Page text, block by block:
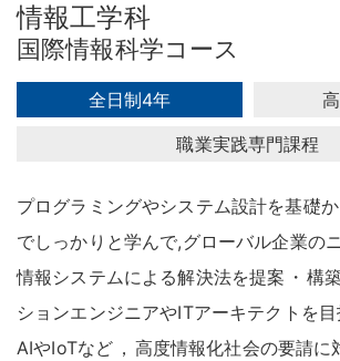
情報工学科
国際情報科学コース
全日制4年
職業実践専門課程
プログラミングやシステム設計を基礎
でしっかりと学んで,グローバル企業の
情報システムによる解決法を提案 ・ 構
ションエンジニアやITアーキテクトを
AIやIoTなど ， 高度情報化社会の要請に